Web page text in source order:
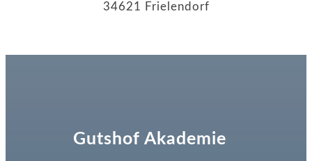
34621 Frielendorf
Gutshof Akademie